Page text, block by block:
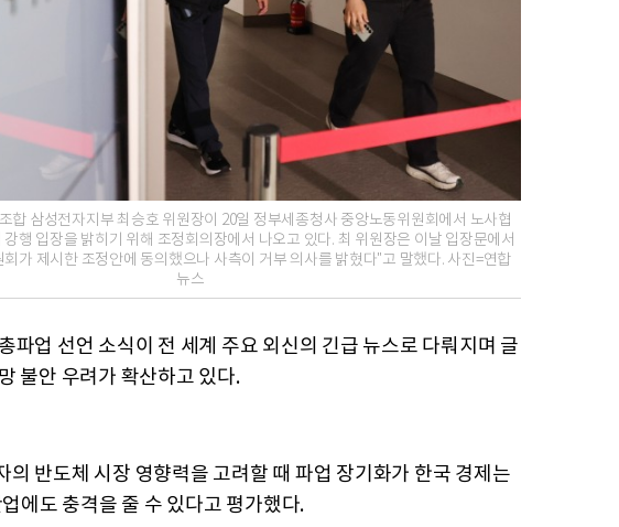
합 삼성전자지부 최승호 위원장이 20일 정부세종청사 중앙노동위원회에서 노사협
행 입장을 밝히기 위해 조정회의장에서 나오고 있다. 최 위원장은 이날 입장문에서
가 제시한 조정안에 동의했으나 사측이 거부 의사를 밝혔다"고 말했다. 사진=연합
뉴스
파업 선언 소식이 전 세계 주요 외신의 긴급 뉴스로 다뤄지며 글
불안 우려가 확산하고 있다.
의 반도체 시장 영향력을 고려할 때 파업 장기화가 한국 경제는
에도 충격을 줄 수 있다고 평가했다.